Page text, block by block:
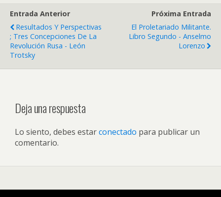
Entrada Anterior
Resultados Y Perspectivas
; Tres Concepciones De La
Revolución Rusa - León
Trotsky
Próxima Entrada
El Proletariado Militante.
Libro Segundo - Anselmo
Lorenzo
Deja una respuesta
Lo siento, debes estarconectado para publicar un
comentario.